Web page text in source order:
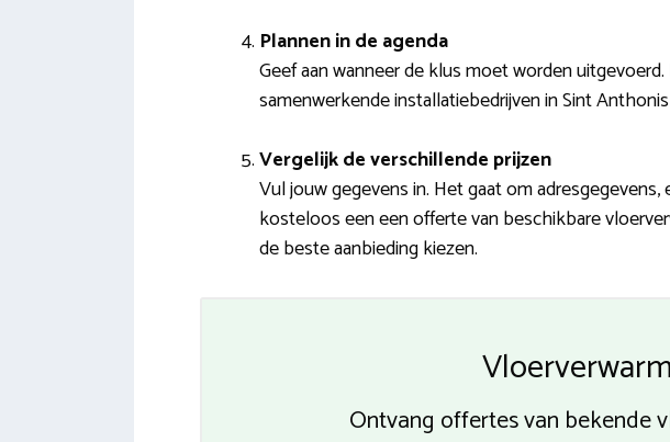
Plannen in de agenda
Geef aan wanneer de klus moet worden
samenwerkende installatiebedrijven in Sint
Vergelijk de verschillende prijzen
Vul jouw gegevens in. Het gaat om
kosteloos een een offerte van beschikbare
de beste aanbieding kiezen.
Ontvang offertes van bekende